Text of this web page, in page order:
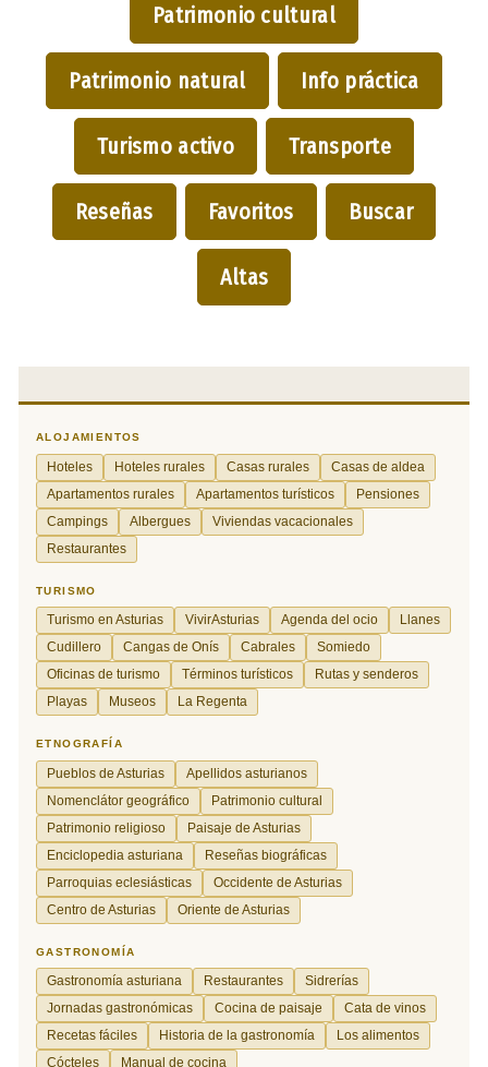
Patrimonio cultural
Patrimonio natural Info práctica
Turismo activo Transporte
Reseñas Favoritos Buscar
Altas